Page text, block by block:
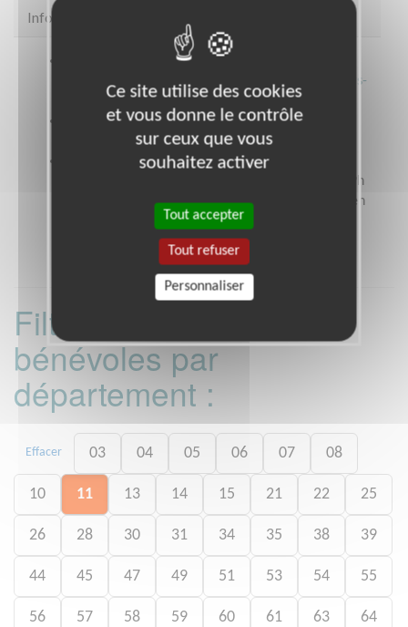
Infos pratiques
https://www.secours-catholique.org/le-
cedre-un-centre-dentraide-dedie-aux-demandeurs-
dasile-et-aux-refugies/
Coordonnées23 boulevard de la Commanderie
PARIS 19 (75019)
Heures d'ouverture
Ouverture au public : le lundi, mardi et jeudi de 9h
à 17h00 le mercredi et le vendredi de 9h à 17h (en
partie fermé au public).
Filtrer les missions
bénévoles par
département :
Effacer 03 04 05 06 07 08
10 11 13 14 15 21 22 25
26 28 30 31 34 35 38 39
44 45 47 49 51 53 54 55
56 57 58 59 60 61 63 64
Ce site utilise des cookies
et vous donne le contrôle
sur ceux que vous
souhaitez activer
Tout accepter
Tout refuser
Personnaliser